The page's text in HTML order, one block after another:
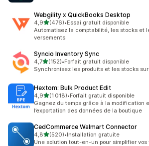
Webgility x QuickBooks Desktop
4,9étoile(s) sur 5
(476)
476 avis au total
•Essai gratuit disponible
Automatisez la comptabilité, les stocks et
versements
Syncio Inventory Sync
4,7étoile(s) sur 5
(152)
152 avis au total
•Forfait gratuit disponible
Synchronisez les produits et les stocks
Hextom: Bulk Product Edit
4,9étoile(s) sur 5
(1 018)
1018 avis au total
•Forfait gratuit disponible
Gagnez du temps grâce à la modification
l’exportation des données de la boutique
CedCommerce Walmart Connector
4,8étoile(s) sur 5
(520)
520 avis au total
•Installation gratuite
Une solution tout-en-un pour simplifier